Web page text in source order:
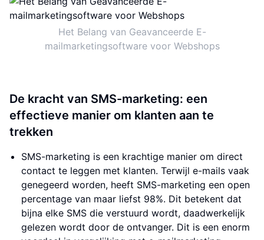
Het Belang van Geavanceerde E-
mailmarketingsoftware voor Webshops
De kracht van SMS-marketing: een
effectieve manier om klanten aan te
trekken
SMS-marketing is een krachtige manier om direct
contact te leggen met klanten. Terwijl e-mails vaak
genegeerd worden, heeft SMS-marketing een open
percentage van maar liefst 98%. Dit betekent dat
bijna elke SMS die verstuurd wordt, daadwerkelijk
gelezen wordt door de ontvanger. Dit is een enorm